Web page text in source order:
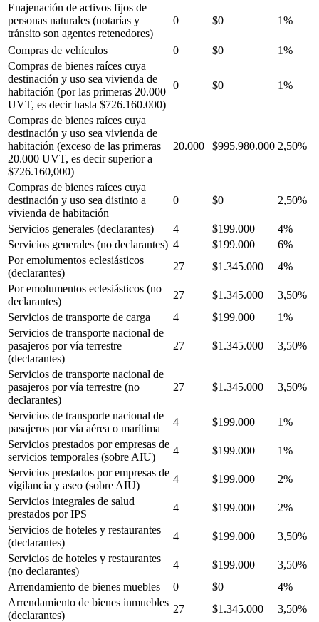
Enajenación de activos fijos de
personas naturales (notarías y
tránsito son agentes retenedores)
0 $0 1%
Compras de vehículos 0 $0
1%
Compras de bienes raíces cuya
destinación y uso sea vivienda de
habitación (por las primeras 20.000
UVT, es decir hasta $726.160.000)
0 $0 1%
Compras de bienes raíces cuya
destinación y uso sea vivienda de
habitación (exceso de las primeras
20.000 UVT, es decir superior a
$726.160,000)
20.000 $995.980.000 2,50%
Compras de bienes raíces cuya
destinación y uso sea distinto a
vivienda de habitación
0 $0 2,50%
Servicios generales (declarantes) 4 $199.000
4%
Servicios generales (no declarantes) 4 $199.000
6%
Por emolumentos eclesiásticos
(declarantes)
27 $1.345.000
4%
Por emolumentos eclesiásticos (no
declarantes)
27 $1.345.000
3,50%
Servicios de transporte de carga
4 $199.000
1%
Servicios de transporte nacional de
pasajeros por vía terrestre
(declarantes)
27 $1.345.000 3,50%
Servicios de transporte nacional de
pasajeros por vía terrestre (no
declarantes)
27 $1.345.000 3,50%
Servicios de transporte nacional de
pasajeros por vía aérea o marítima
4 $199.000
1%
Servicios prestados por empresas de
servicios temporales (sobre AIU)
4 $199.000
1%
Servicios prestados por empresas de
vigilancia y aseo (sobre AIU)
4 $199.000
2%
Servicios integrales de salud
prestados por IPS
4 $199.000
2%
Servicios de hoteles y restaurantes
(declarantes)
4 $199.000
3,50%
Servicios de hoteles y restaurantes
(no declarantes)
4 $199.000
3,50%
Arrendamiento de bienes muebles
0 $0
4%
Arrendamiento de bienes inmuebles
(declarantes)
27 $1.345.000 3,50%